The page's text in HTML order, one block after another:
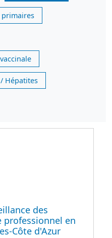
primaires
Hépatites
des
professionnel en
Côte d'Azur